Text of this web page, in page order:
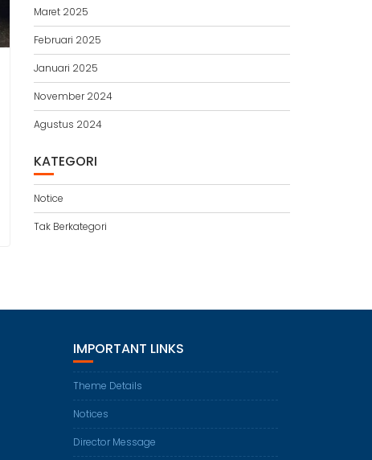
Maret 2025
Februari 2025
Januari 2025
November 2024
Agustus 2024
KATEGORI
Notice
Tak Berkategori
IMPORTANT LINKS
Theme Details
Notices
Director Message